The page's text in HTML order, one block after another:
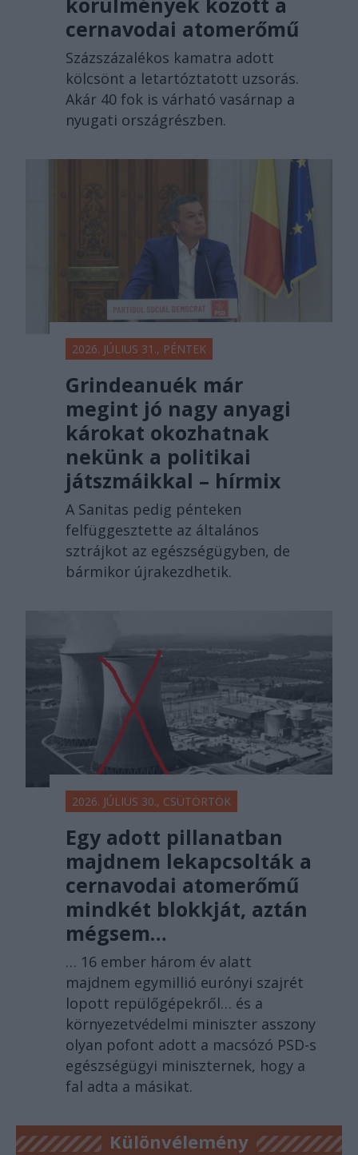
cernavodai atomerőmű
Százszázalékos kamatra adott
kölcsönt a letartóztatott uzsorás.
Akár 40 fok is várható vasárnap a
nyugati országrészben.
2026. JÚLIUS 31., PÉNTEK
Grindeanuék már
megint jó nagy anyagi
károkat okozhatnak
nekünk a politikai
játszmáikkal – hírmix
A Sanitas pedig pénteken
felfüggesztette az általános
sztrájkot az egészségügyben, de
bármikor újrakezdhetik.
2026. JÚLIUS 30., CSÜTÖRTÖK
Egy adott pillanatban
majdnem lekapcsolták a
cernavodai atomerőmű
mindkét blokkját, aztán
mégsem…
… 16 ember három év alatt
majdnem egymillió eurónyi szajrét
lopott repülőgépekről… és a
környezetvédelmi miniszter asszony
olyan pofont adott a macsózó PSD-s
egészségügyi miniszternek, hogy a
fal adta a másikat.
Különvélemény